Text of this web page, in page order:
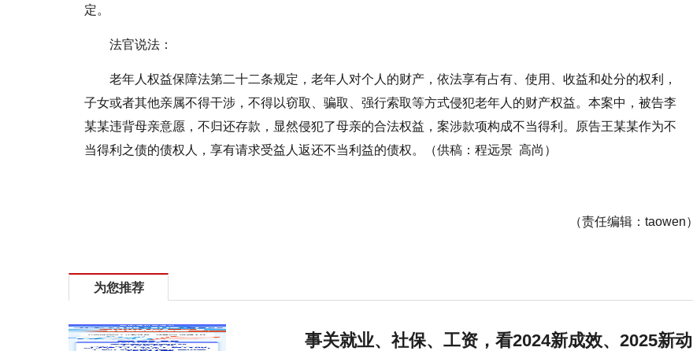
定。
法官说法：
老年人权益保障法第二十二条规定，老年人对个人的财产，依法享有占有、使用、收益和处分的权利，
子女或者其他亲属不得干涉，不得以窃取、骗取、强行索取等方式侵犯老年人的财产权益。本案中，被告李
某某违背母亲意愿，不归还存款，显然侵犯了母亲的合法权益，案涉款项构成不当得利。原告王某某作为不
当得利之债的债权人，享有请求受益人返还不当利益的债权。（供稿：程远景 高尚）
（责任编辑：taowen）
为您推荐
事关就业、社保、工资，看2024新成效、2025新动